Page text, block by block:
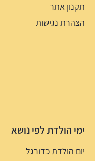
תקנון אתר
הצהרת נגישות
ימי הולדת לפי נושא
יום הולדת כדורגל